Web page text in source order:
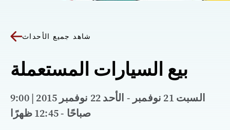
شاهد جميع الأحداث
بيع السيارات المستعملة
السبت 21 نوفمبر - الأحد 22 نوفمبر 2015 | 9:00
صباحًا - 12:45 ظهرًا